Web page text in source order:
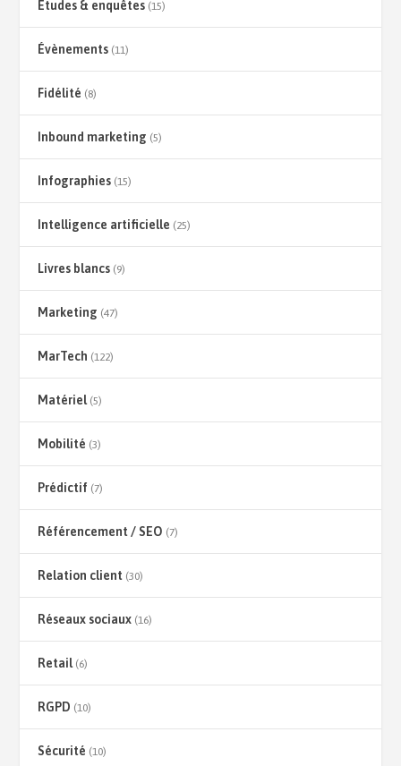
Études & enquêtes (15)
Évènements (11)
Fidélité (8)
Inbound marketing (5)
Infographies (15)
Intelligence artificielle (25)
Livres blancs (9)
Marketing (47)
MarTech (122)
Matériel (5)
Mobilité (3)
Prédictif (7)
Référencement / SEO (7)
Relation client (30)
Réseaux sociaux (16)
Retail (6)
RGPD (10)
Sécurité (10)